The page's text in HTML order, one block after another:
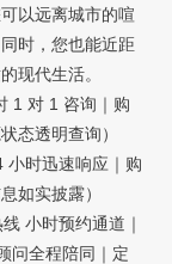
以远离城市的喧
时，您也能近距
现代生活。
1 对 1 咨询｜购
态透明查询）
时迅速响应｜购
如实披露）
小时预约通道｜
问全程陪同｜定